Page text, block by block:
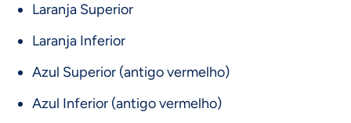
Laranja Superior
Laranja Inferior
Azul Superior (antigo vermelho)
Azul Inferior (antigo vermelho)